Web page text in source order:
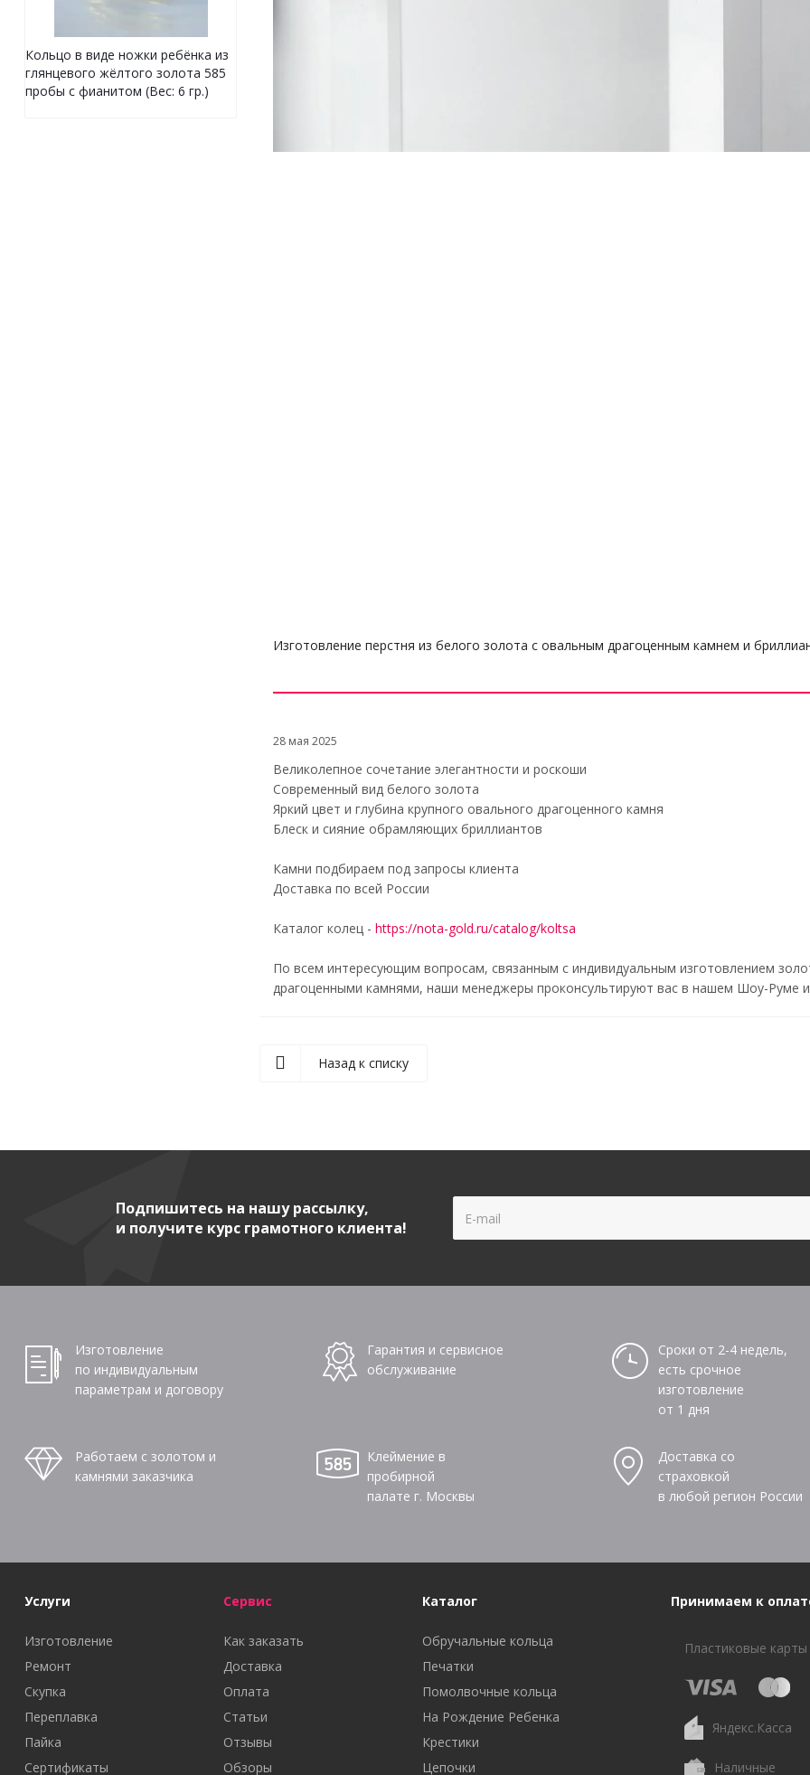
Изготовление перстня из белого золота с овальным драгоценным камнем и
28 мая 2025
Великолепное сочетание элегантности и роскоши
Современный вид белого золота
Яркий цвет и глубина крупного овального драгоценного камня
Блеск и сияние обрамляющих бриллиантов
Камни подбираем под запросы клиента
Доставка по всей России
Каталог колец - https://nota-gold.ru/catalog/koltsa
По всем интересующим вопросам, связанным с индивидуальным изготовлением
драгоценными камнями, наши менеджеры проконсультируют вас в нашем Шоу-Руме
Назад к списку
Кольцо в виде ножки ребёнка из
глянцевого жёлтого золота 585
пробы с фианитом (Вес: 6 гр.)
Подпишитесь на нашу рассылку,
и получите курс грамотного клиента!
Изготовление
по индивидуальным
параметрам и договору
Гарантия и сервисное
обслуживание
Сроки от 2-4 недель,
есть срочное
изготовление
от 1 дня
Работаем с золотом и
камнями заказчика
Клеймение в
пробирной
палате г. Москвы
Доставка со
страховкой
в любой регион России
Услуги
Изготовление
Ремонт
Скупка
Переплавка
Пайка
Сертификаты
Сервис
Как заказать
Доставка
Оплата
Статьи
Отзывы
Обзоры
Каталог
Обручальные кольца
Печатки
Помолвочные кольца
На Рождение Ребенка
Крестики
Цепочки
Принимаем к
Пластиковые карты
Яндекс.Касса
Наличные